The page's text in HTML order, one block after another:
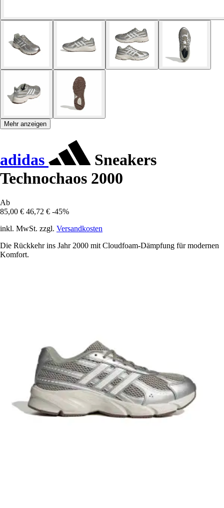
Mehr anzeigen
adidas
Sneakers
Technochaos 2000
Ab
85,00 € 46,72 € -45%
inkl. MwSt. zzgl. Versandkosten
Die Rückkehr ins Jahr 2000 mit Cloudfoam-Dämpfung für modernen
Komfort.